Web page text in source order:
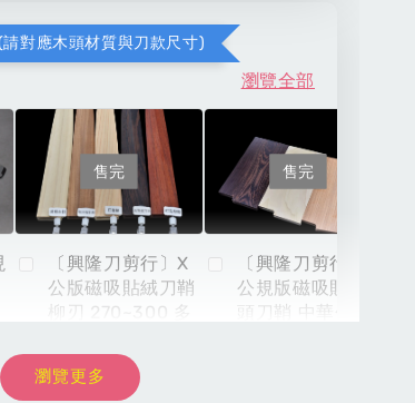
對應木頭材質與刀款尺寸)
瀏覽全部
售完
〔興隆刀剪行〕X
公版磁吸貼絨刀鞘
柳刃 270~300 多
售完
〔興隆刀剪行〕X
公規版磁吸貼絨木
頭刀鞘 中華包丁 6
瀏覽更多